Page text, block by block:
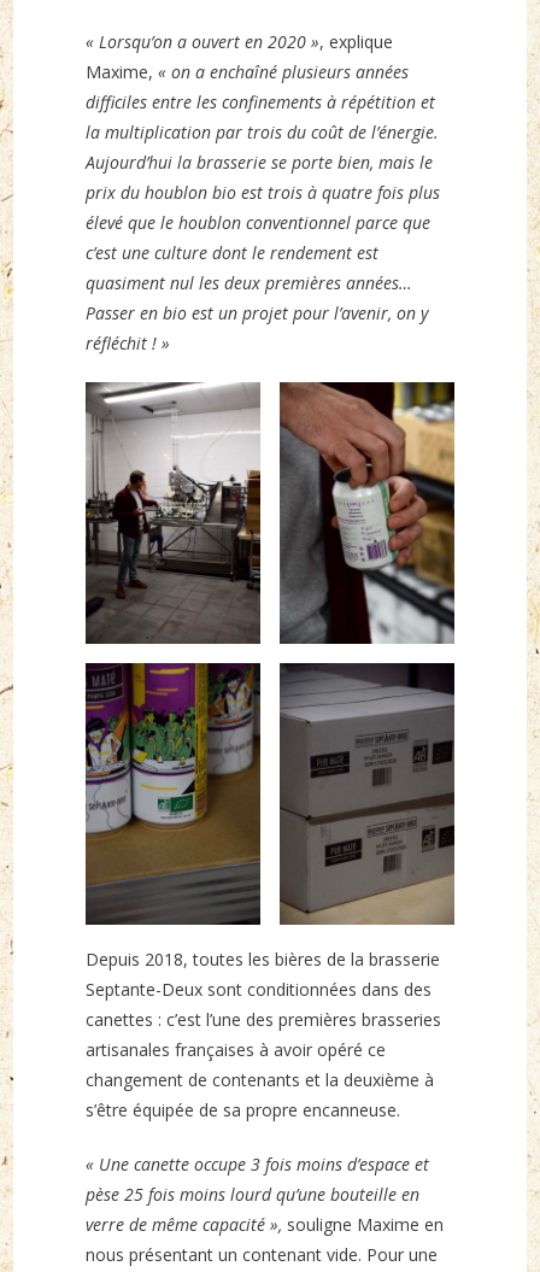
« Lorsqu’on a ouvert en 2020 », explique
Maxime,« on a enchaîné plusieurs années
difficiles entre les confinements à répétition et
la multiplication par trois du coût de l’énergie.
Aujourd’hui la brasserie se porte bien, mais le
prix du houblon bio est trois à quatre fois plus
élevé que le houblon conventionnel parce que
c’est une culture dont le rendement est
quasiment nul les deux premières années…
Passer en bio est un projet pour l’avenir, on y
réfléchit ! »
Depuis 2018, toutes les bières de la brasserie
Septante-Deux sont conditionnées dans des
canettes : c’est l’une des premières brasseries
artisanales françaises à avoir opéré ce
changement de contenants et la deuxième à
s’être équipée de sa propre encanneuse.
« Une canette occupe 3 fois moins d’espace et
pèse 25 fois moins lourd qu’une bouteille en
verre de même capacité », souligne Maxime en
nous présentant un contenant vide. Pour une